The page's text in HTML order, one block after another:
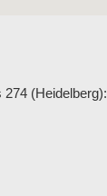
274 (Heidelberg):